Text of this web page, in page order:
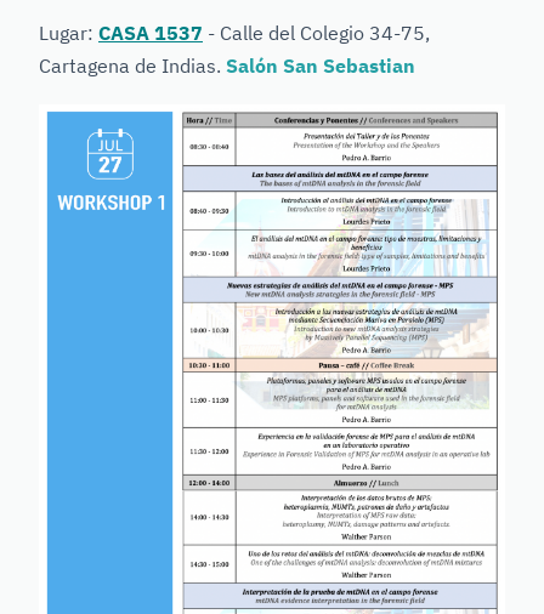
Lugar: CASA 1537 - Calle del Colegio 34-75,
Cartagena de Indias. Salón San Sebastian